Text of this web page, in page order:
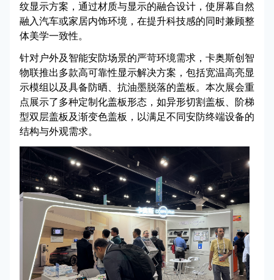
纹显示方案，通过材质与显示的融合设计，使屏幕自然
融入汽车或家居内饰环境，在提升科技感的同时兼顾整
体美学一致性。
针对户外及智能安防场景的严苛环境需求，卡奥斯创智
物联推出多款高可靠性显示解决方案，包括宽温高亮显
示模组以及具备防晒、抗油墨脱落的盖板。本次展会重
点展示了多种定制化盖板形态，如异形切割盖板、阶梯
型双层盖板及渐变色盖板，以满足不同安防终端设备的
结构与外观需求。